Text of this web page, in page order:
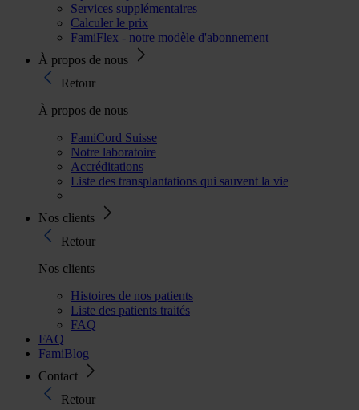
Services supplémentaires
Calculer le prix
FamiFlex - notre modèle d'abonnement
À propos de nous
Retour
À propos de nous
FamiCord Suisse
Notre laboratoire
Accréditations
Liste des transplantations qui sauvent la vie
Nos clients
Retour
Nos clients
Histoires de nos patients
Liste des patients traités
FAQ
FAQ
FamiBlog
Contact
Retour